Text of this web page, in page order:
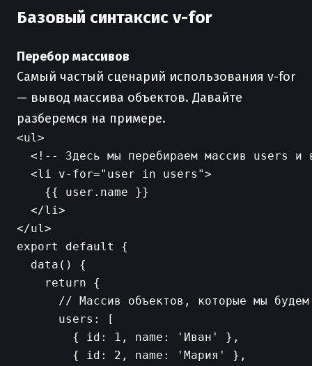
Базовый синтаксис v-for
Перебор массивов
Самый частый сценарий использования v-for
— вывод массива объектов. Давайте
разберемся на примере.
<ul>
<!-- Здесь мы перебираем массив users и
  <li v-for="user in users">
    {{ user.name }}
  </li>
export default {
  data() {
    return {
// Массив объектов, которые мы
      users: [
        { id: 1, name: 'Иван' },
        { id: 2, name: 'Мария' },